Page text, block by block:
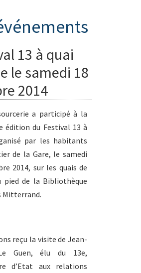
13 à quai
le samedi 18
2014
a participé à la
édition du Festival 13 à
par les habitants
de la Gare, le samedi
2014, sur les quais de
pied de la Bibliothèque
Mitterrand.
reçu la visite de Jean-
Guen, élu du 13e,
d’Etat aux relations